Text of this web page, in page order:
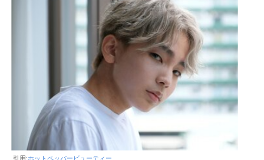
引用:ホットペッパービューティー